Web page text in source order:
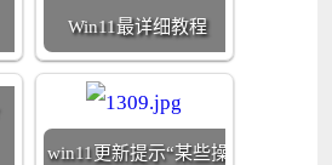
Win11最详细教程
win11更新提示“某些操